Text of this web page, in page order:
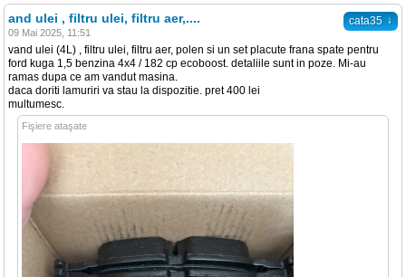
cata35 ↓
and ulei , filtru ulei, filtru aer,....
09 Mai 2025, 11:51
vand ulei (4L) , filtru ulei, filtru aer, polen si un set placute frana spate pentru
ford kuga 1,5 benzina 4x4 / 182 cp ecoboost. detaliile sunt in poze. Mi-au
ramas dupa ce am vandut masina.
daca doriti lamuriri va stau la dispozitie. pret 400 lei
multumesc.
Fişiere ataşate